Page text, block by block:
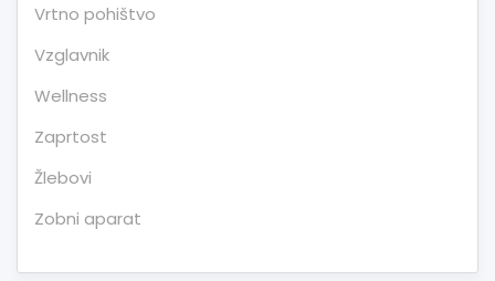
Vrtno pohištvo
Vzglavnik
Wellness
Zaprtost
Žlebovi
Zobni aparat